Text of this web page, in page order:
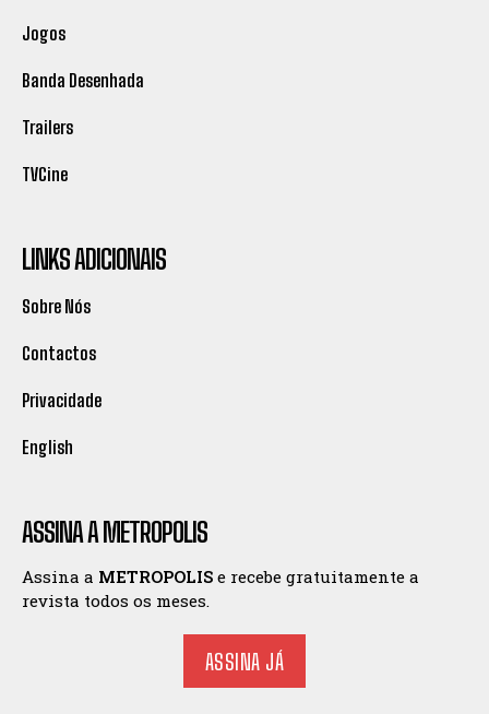
Jogos
Banda Desenhada
Trailers
TVCine
LINKS ADICIONAIS
Sobre Nós
Contactos
Privacidade
English
ASSINA A METROPOLIS
Assina a METROPOLIS e recebe gratuitamente a
revista todos os meses.
ASSINA JÁ